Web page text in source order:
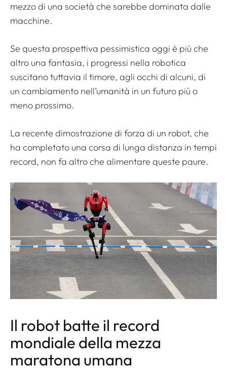
mezzo di una società che sarebbe dominata dalle
macchine.
Se questa prospettiva pessimistica oggi è più che
altro una fantasia, i progressi nella robotica
suscitano tuttavia il timore, agli occhi di alcuni, di
un cambiamento nell’umanità in un futuro più o
meno prossimo.
La recente dimostrazione di forza di un robot, che
ha completato una corsa di lunga distanza in tempi
record, non fa altro che alimentare queste paure.
Il robot batte il record
mondiale della mezza
maratona umana